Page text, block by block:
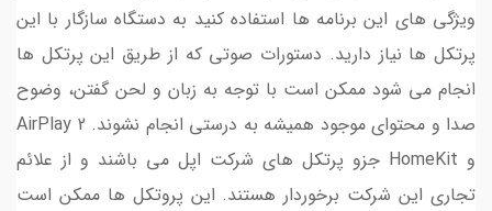
ویژگی های این برنامه ها استفاده کنید به دستگاه سازگار با این
پرتکل ها نیاز دارید. دستورات صوتی که از طریق این پرتکل ها
انجام می شود ممکن است با توجه به زبان و لحن گفتن، وضوح
صدا و محتوای موجود همیشه به درستی انجام نشوند. AirPlay 2
و HomeKit جزو پرتکل های شرکت اپل می باشند و از علائم
تجاری این شرکت برخوردار هستند. این پروتکل ها ممکن است